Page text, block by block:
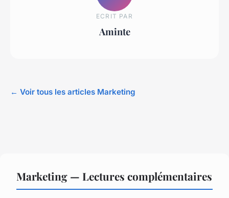
ECRIT PAR
Aminte
← Voir tous les articles Marketing
Marketing — Lectures complémentaires